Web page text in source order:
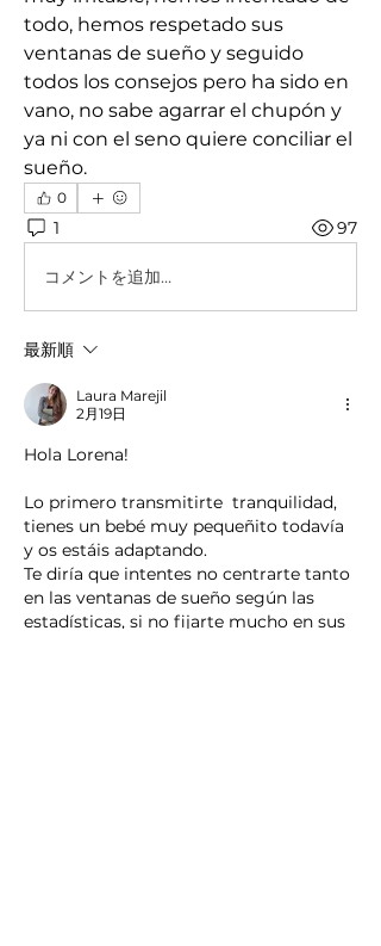
todo, hemos respetado sus
ventanas de sueño y seguido
todos los consejos pero ha sido en
vano, no sabe agarrar el chupón y
ya ni con el seno quiere conciliar el
sueño.
0
1 97
コメントを追加…
最新順
Laura Marejil
2月19日
Hola Lorena!
Lo primero transmitirte  tranquilidad,
tienes un bebé muy pequeñito todavía
y os estáis adaptando.
Te diría que intentes no centrarte tanto
en las ventanas de sueño según las
estadísticas, si no fijarte mucho en sus